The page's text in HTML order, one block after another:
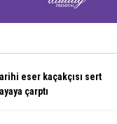
eser kaçakçısı sert
çarptı